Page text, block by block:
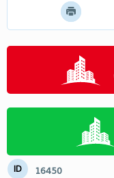
მცხეთა - მთიანეთი
სამცხე - ჯავახეთი
ლეჩხუმი
საქართველოში
ID 16450